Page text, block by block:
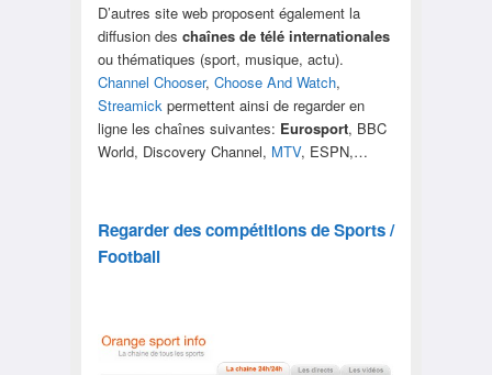
D’autres site web proposent également la
diffusion des chaînes de télé internationales
ou thématiques (sport, musique, actu).
Channel Chooser, Choose And Watch,
Streamick permettent ainsi de regarder en
ligne les chaînes suivantes: Eurosport, BBC
World, Discovery Channel, MTV, ESPN,…
Regarder des compétitions de Sports /
Football